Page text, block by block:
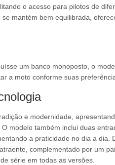
o acesso para pilotos de
mantém bem equilibrada,
um banco monoposto, o
a moto conforme suas
e modernidade,
modelo também inclui duas
a praticidade no dia a dia.
complementado por um
série em todas as versões.